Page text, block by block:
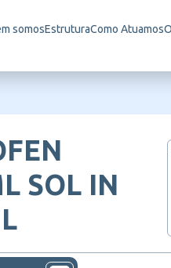
somosEstruturaComo Atuamos
SOL IN